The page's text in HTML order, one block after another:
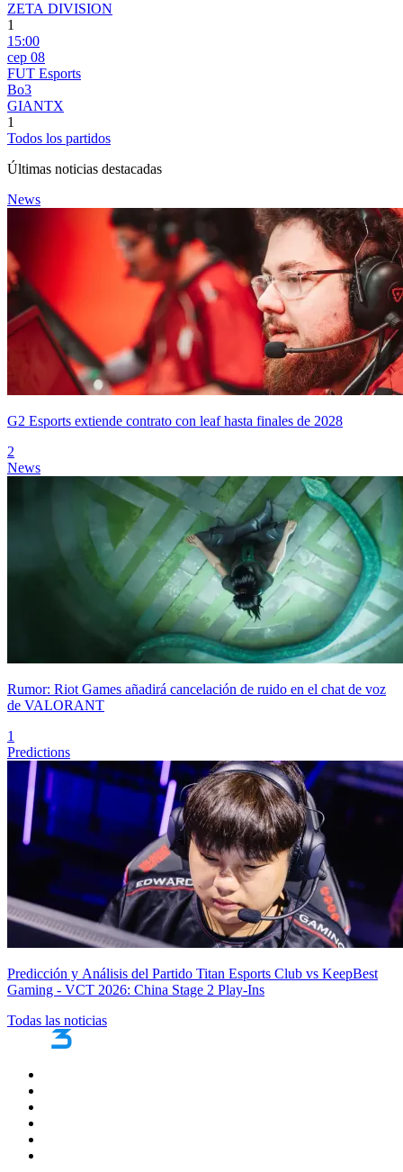
ZETA DIVISION
1
15:00
сер 08
FUT Esports
Bo3
GIANTX
1
Todos los partidos
Últimas noticias destacadas
News
G2 Esports extiende contrato con leaf hasta finales de 2028
2
News
Rumor: Riot Games añadirá cancelación de ruido en el chat de voz
de VALORANT
1
Predictions
Predicción y Análisis del Partido Titan Esports Club vs KeepBest
Gaming - VCT 2026: China Stage 2 Play-Ins
Todas las noticias